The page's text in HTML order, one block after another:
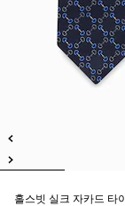
홀스빗 실크 자카드 타이